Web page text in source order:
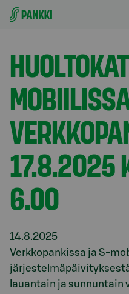
Siirry suoraan sisältöön
Tiedotteet
17.8.2025
6.00
14.8.2025
Verkkopankissa ja S-
lauantain ja sunnuntain